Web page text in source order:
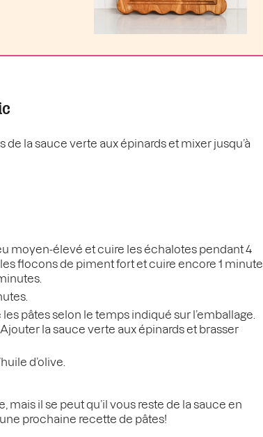
la sauce verte aux épinards et mixer jusqu’à
moyen-élevé et cuire les échalotes pendant 4
flocons de piment fort et cuire encore 1 minute.
pâtes selon le temps indiqué sur l’emballage.
la sauce verte aux épinards et brasser
d’olive.
il se peut qu’il vous reste de la sauce en
prochaine recette de pâtes!